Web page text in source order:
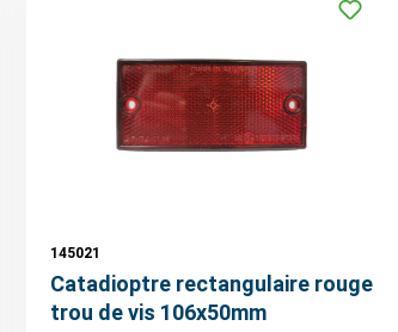
145021
Catadioptre rectangulaire rouge
trou de vis 106x50mm